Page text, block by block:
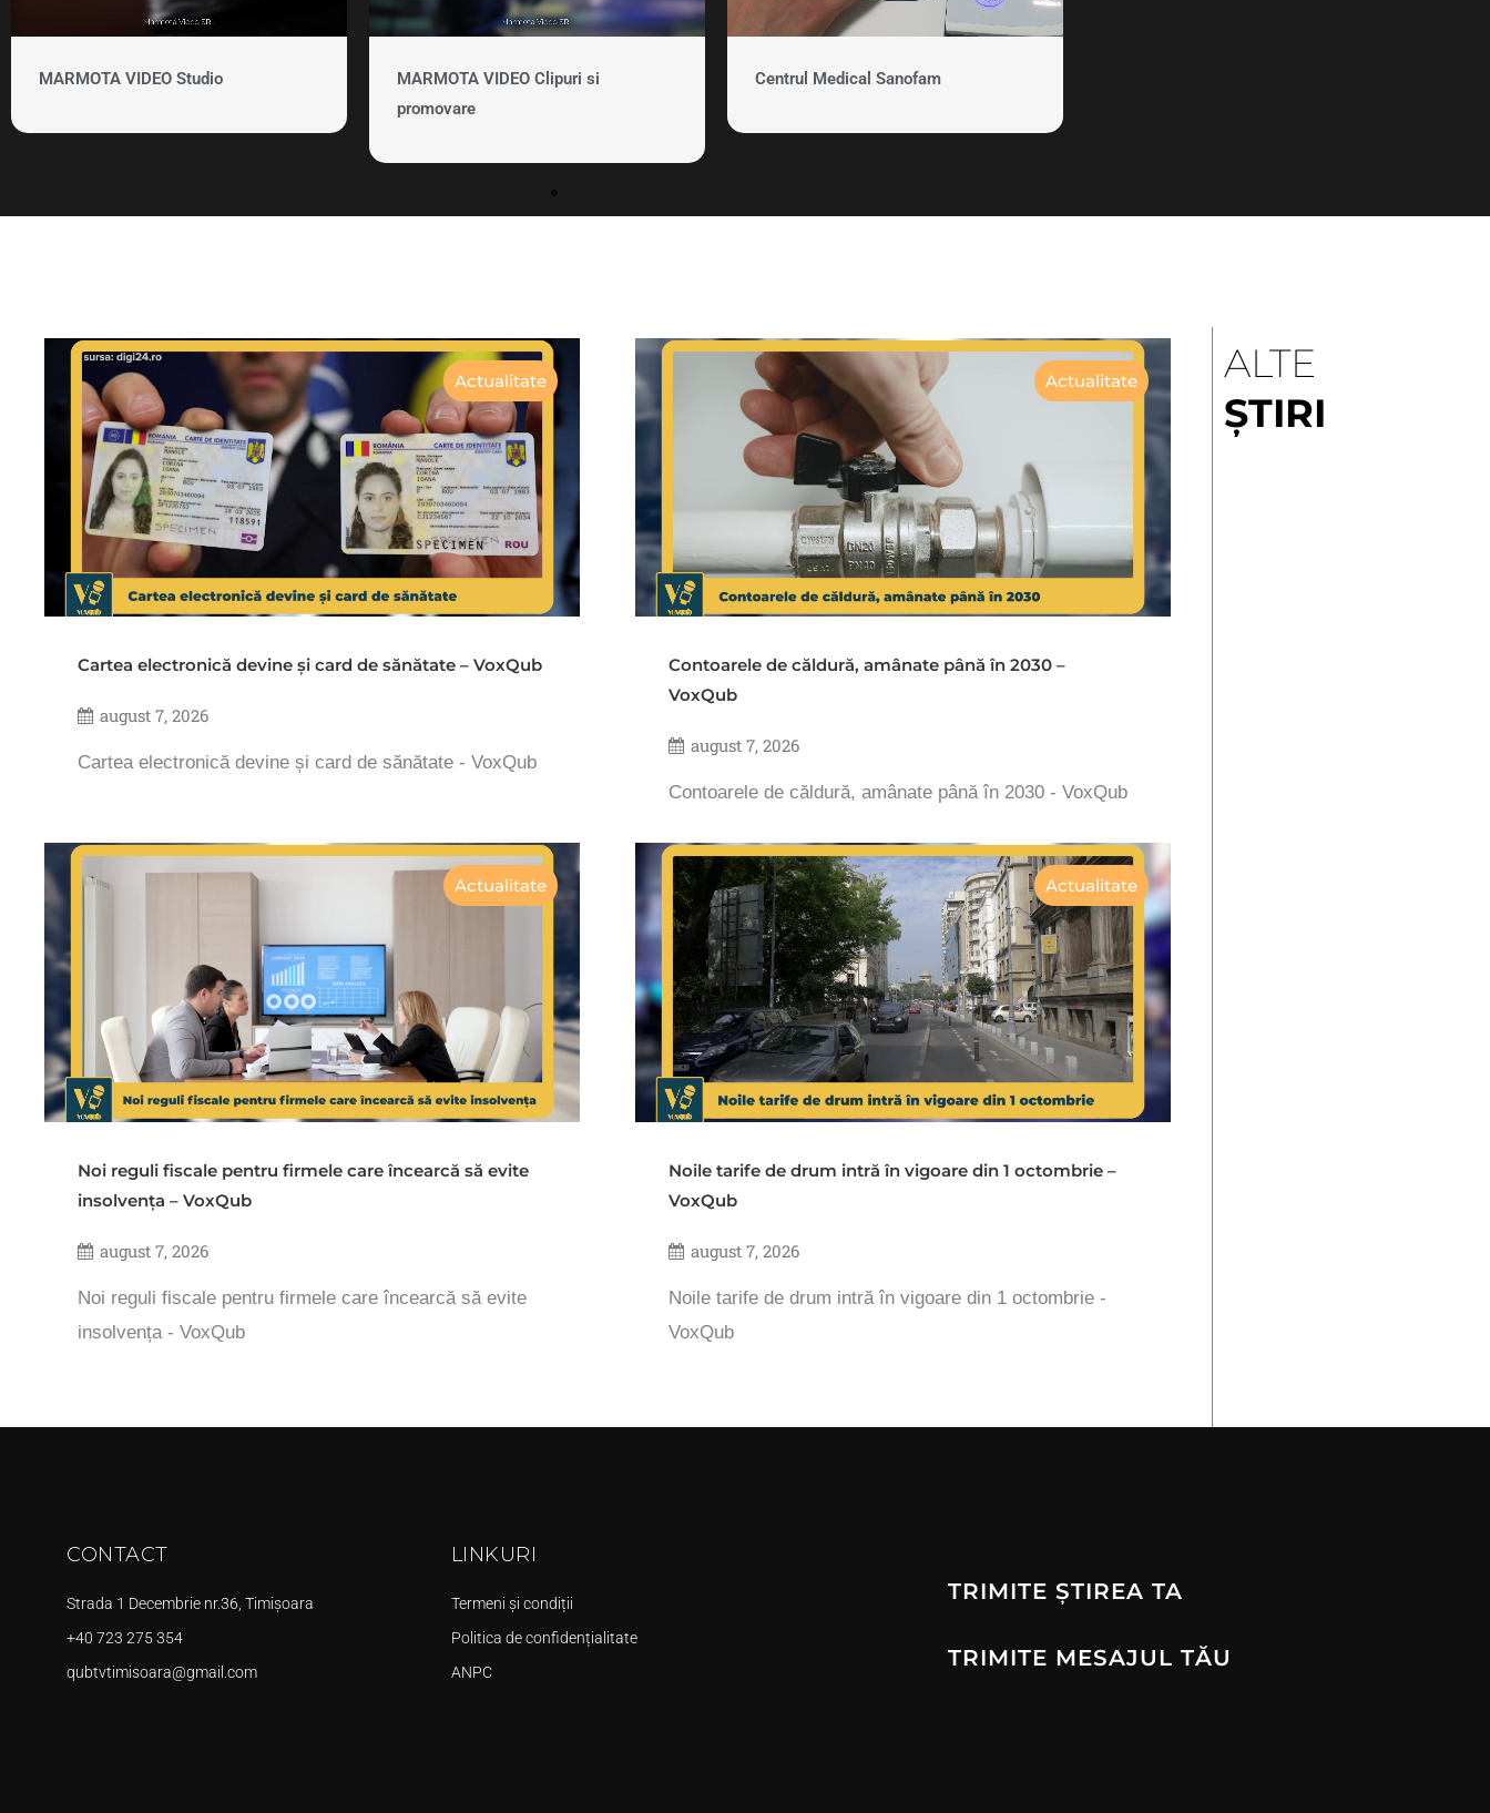
MARMOTA VIDEO Studio
MARMOTA VIDEO Clipuri si
promovare
Centrul Medical Sanofam
Actualitate
Cartea electronică devine și card de sănătate – VoxQub
august 7, 2026
Cartea electronică devine și card de sănătate - VoxQub
Actualitate
Contoarele de căldură, amânate până în 2030 –
VoxQub
august 7, 2026
Contoarele de căldură, amânate până în 2030 - VoxQub
Actualitate
Noi reguli fiscale pentru firmele care încearcă să evite
insolvența – VoxQub
august 7, 2026
Noi reguli fiscale pentru firmele care încearcă să evite
insolvența - VoxQub
Actualitate
Noile tarife de drum intră în vigoare din 1 octombrie –
VoxQub
august 7, 2026
Noile tarife de drum intră în vigoare din 1 octombrie -
VoxQub
ALTE
ȘTIRI
CONTACT
Strada 1 Decembrie nr.36, Timișoara
+40 723 275 354
qubtvtimisoara@gmail.com
LINKURI
Termeni și condiții
Politica de confidențialitate
ANPC
TRIMITE ȘTIREA TA
TRIMITE MESAJUL TĂU